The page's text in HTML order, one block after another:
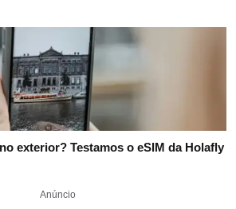
exterior? Testamos o eSIM da Holafly
Anúncio